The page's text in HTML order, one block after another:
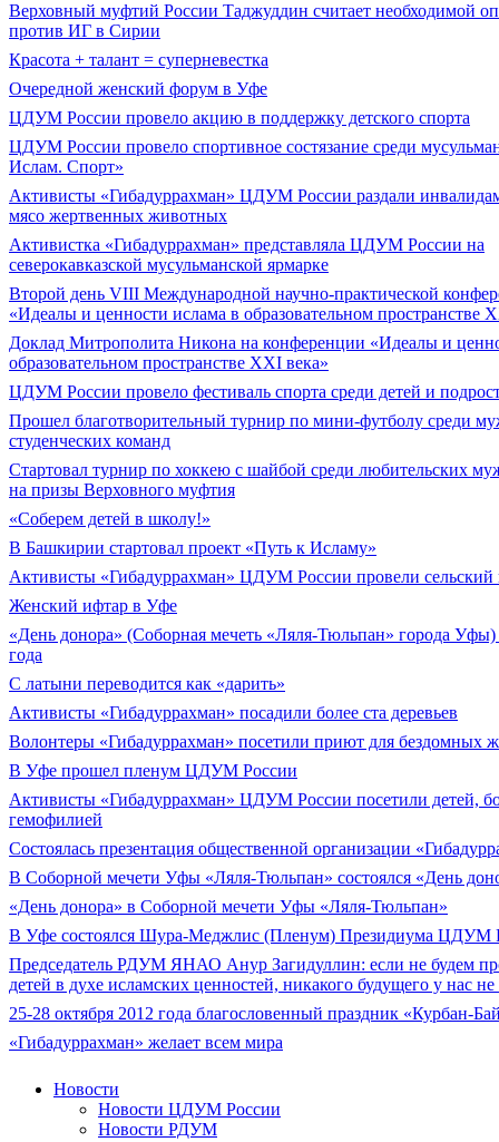
Верховный муфтий России Таджуддин считает необходимой
против ИГ в Сирии
Красота + талант = суперневестка
Очередной женский форум в Уфе
ЦДУМ России провело акцию в поддержку детского спорта
ЦДУМ России провело спортивное состязание среди
Ислам. Спорт»
Активисты «Гибадуррахман» ЦДУМ России раздали
мясо жертвенных животных
Активистка «Гибадуррахман» представляла ЦДУМ России на
северокавказской мусульманской ярмарке
Второй день VIII Международной научно-практической
«Идеалы и ценности ислама в образовательном пространстве
Доклад Митрополита Никона на конференции «Идеалы и
образовательном пространстве XXI века»
ЦДУМ России провело фестиваль спорта среди детей и
Прошел благотворительный турнир по мини-футболу среди
студенческих команд
Cтартовал турнир по хоккею с шайбой среди любительских
на призы Верховного муфтия
«Соберем детей в школу!»
В Башкирии стартовал проект «Путь к Исламу»
Активисты «Гибадуррахман» ЦДУМ России провели сельский
Женский ифтар в Уфе
«День донора» (Соборная мечеть «Ляля-Тюльпан» города Уфы)
года
С латыни переводится как «дарить»
Активисты «Гибадуррахман» посадили более ста деревьев
Волонтеры «Гибадуррахман» посетили приют для бездомных
В Уфе прошел пленум ЦДУМ России
Активисты «Гибадуррахман» ЦДУМ России посетили детей,
гемофилией
Состоялась презентация общественной организации
В Соборной мечети Уфы «Ляля-Тюльпан» состоялся «День
«День донора» в Соборной мечети Уфы «Ляля-Тюльпан»
В Уфе состоялся Шура-Меджлис (Пленум) Президиума ЦДУМ
Председатель РДУМ ЯНАО Анур Загидуллин: если не будем
детей в духе исламских ценностей, никакого будущего у нас не
25-28 октября 2012 года благословенный праздник «Курбан-
«Гибадуррахман» желает всем мира
Новости
Новости ЦДУМ России
Новости РДУМ